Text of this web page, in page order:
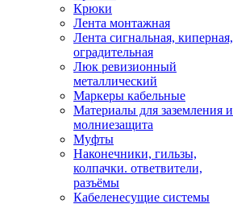
Крюки
Лента монтажная
Лента сигнальная, киперная,
оградительная
Люк ревизионный
металлический
Маркеры кабельные
Материалы для заземления и
молниезащита
Муфты
Наконечники, гильзы,
колпачки. ответвители,
разъёмы
Кабеленесущие системы